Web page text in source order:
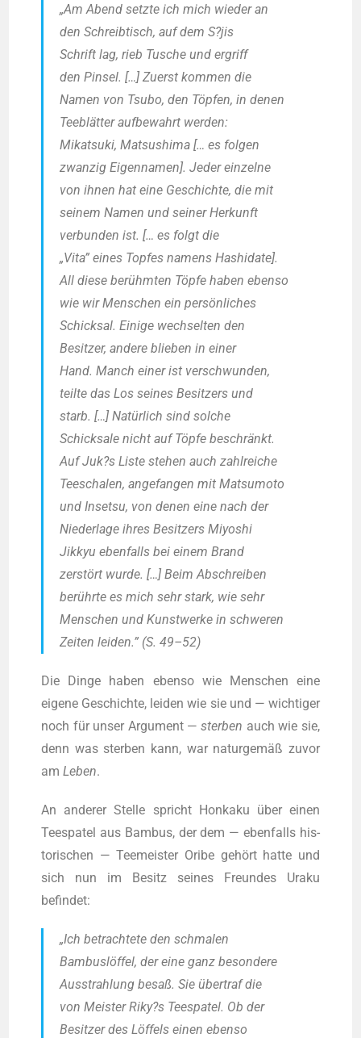
„Am Abend setz­te ich mich wie­der an
den Schreib­tisch, auf dem S?jis
Schrift lag, rieb Tusche und ergriff
den Pin­sel. […] Zuerst kom­men die
Namen von Tsu­bo, den Töp­fen, in denen
Tee­blät­ter auf­be­wahrt wer­den:
Mikat­suki, Mat­su­shi­ma [… es fol­gen
zwan­zig Eigen­na­men]. Jeder ein­zel­ne
von ihnen hat eine Geschich­te, die mit
sei­nem Namen und sei­ner Her­kunft
ver­bun­den ist. [… es folgt die
„Vita” eines Top­fes namens Hash­i­da­te].
All die­se berühm­ten Töp­fe haben eben­so
wie wir Men­schen ein per­sön­li­ches
Schick­sal. Eini­ge wech­sel­ten den
Besit­zer, ande­re blie­ben in einer
Hand. Manch einer ist ver­schwun­den,
teil­te das Los sei­nes Besit­zers und
starb. […] Natür­lich sind sol­che
Schick­sa­le nicht auf Töp­fe beschränkt.
Auf Juk?s Lis­te ste­hen auch zahl­rei­che
Tee­scha­len, ange­fan­gen mit Mat­su­mo­to
und Insetsu, von denen eine nach der
Nie­der­la­ge ihres Besit­zers Miyo­shi
Jik­kyu eben­falls bei einem Brand
zer­stört wur­de. […] Beim Abschrei­ben
berühr­te es mich sehr stark, wie sehr
Men­schen und Kunst­wer­ke in schwe­ren
Zei­ten lei­den.” (S. 49–52)
Die Din­ge haben eben­so wie Men­schen eine
eige­ne Geschich­te, lei­den wie sie und — wich­ti­ger
noch für unser Argu­ment —ster­ben auch wie sie,
denn was ster­ben kann, war natur­ge­mäß zuvor
amLeben.
An ande­rer Stel­le spricht Hon­ka­ku über einen
Tee­spa­tel aus Bam­bus, der dem — eben­falls his­
to­ri­schen — Tee­meis­ter Ori­be gehört hat­te und
sich nun im Besitz sei­nes Freun­des Ura­ku
befindet:
„Ich betrach­te­te den schma­len
Bam­bus­löf­fel, der eine ganz beson­de­re
Aus­strah­lung besaß. Sie über­traf die
von Meis­ter Riky?s Tee­spa­tel. Ob der
Besit­zer des Löf­fels einen eben­so